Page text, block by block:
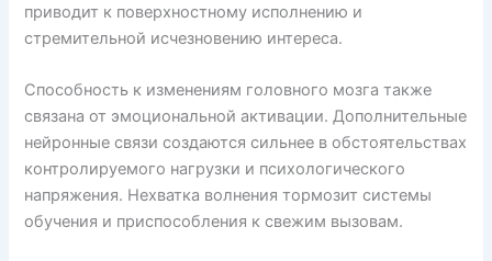
приводит к поверхностному исполнению и
стремительной исчезновению интереса.
Способность к изменениям головного мозга также
связана от эмоциональной активации. Дополнительные
нейронные связи создаются сильнее в обстоятельствах
контролируемого нагрузки и психологического
напряжения. Нехватка волнения тормозит системы
обучения и приспособления к свежим вызовам.